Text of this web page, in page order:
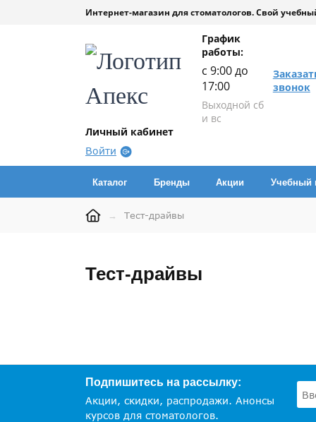
Интернет-магазин для стоматологов. Свой
График
работы:
с 9:00 до
17:00
Выходной сб
и вс
звонок
Личный кабинет
Войти
Каталог Бренды Акции Учебный
→ Тест-драйвы
Тест-драйвы
Подпишитесь на рассылку:
Акции, скидки, распродажи. Анонсы
курсов для стоматологов.